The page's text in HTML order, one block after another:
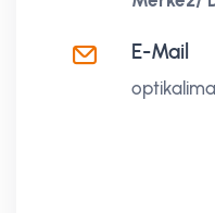
E-Mail